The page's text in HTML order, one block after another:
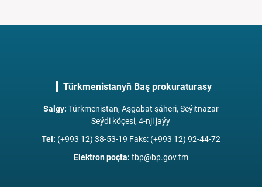
Türkmenistanyň Baş prokuraturasy
Salgy: Türkmenistan, Aşgabat şäheri, Seýitnazar
Seýdi köçesi, 4-nji jaýy
Tel : (+993 12) 38-53-19 Faks: (+993 12) 92-44-72
Elektron poçta: tbp@bp.gov.tm